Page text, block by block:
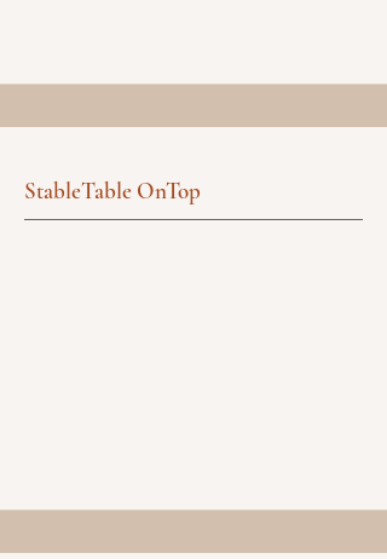
StableTable OnTop